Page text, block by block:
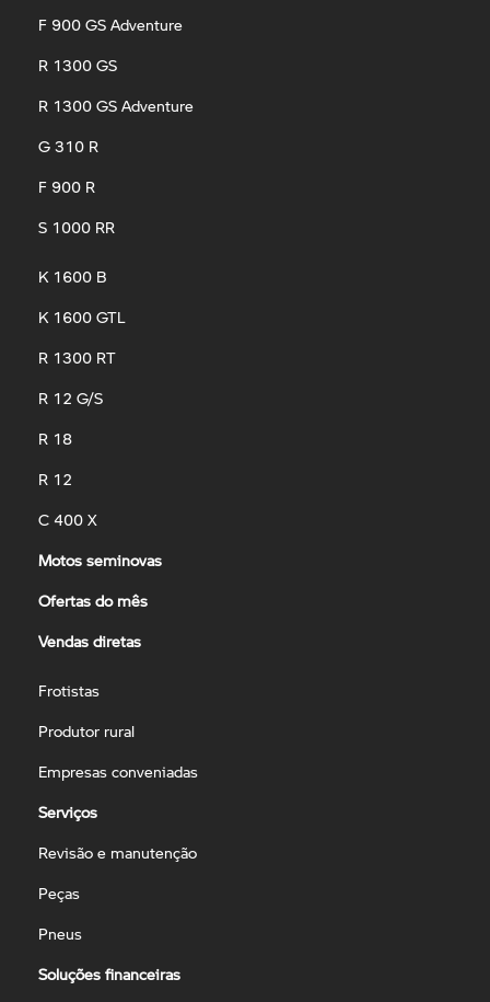
F 900 GS Adventure
R 1300 GS
R 1300 GS Adventure
G 310 R
F 900 R
S 1000 RR
K 1600 B
K 1600 GTL
R 1300 RT
R 12 G/S
R 18
R 12
C 400 X
Motos seminovas
Ofertas do mês
Vendas diretas
Frotistas
Produtor rural
Empresas conveniadas
Serviços
Revisão e manutenção
Peças
Pneus
Soluções financeiras